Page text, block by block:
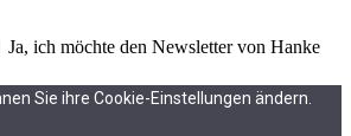
Ja, ich möchte den Newsletter von Hanke
Sie ihre Cookie-Einstellungen ändern.